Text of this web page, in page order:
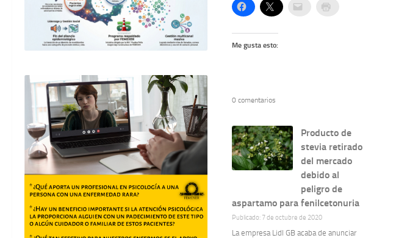
Me gusta esto:
0 comentarios
Producto de
stevia retirado
del mercado
debido al
peligro de
aspartamo para fenilcetonuria
Publicado: 7 de octubre de 2020
La empresa Lidl GB acaba de anunciar